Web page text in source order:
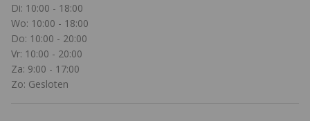
Di: 10:00 - 18:00
Wo: 10:00 - 18:00
Do: 10:00 - 20:00
Vr: 10:00 - 20:00
Za: 9:00 - 17:00
Zo: Gesloten